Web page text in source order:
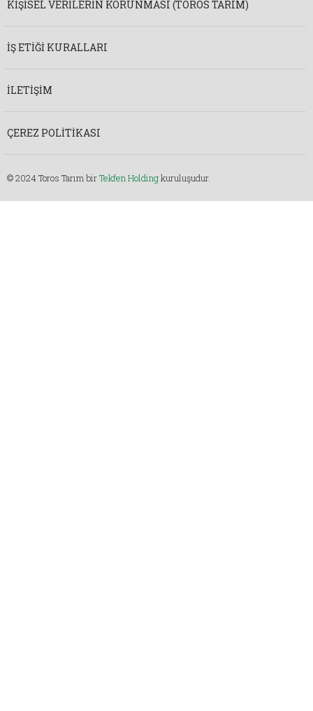
KIŞISEL VERILERIN KORUNMASI (TOROS TARIM)
İŞ ETIĞI KURALLARI
İLETIŞIM
ÇEREZ POLITIKASI
© 2024 Toros Tarım birTekfen Holdingkuruluşudur.